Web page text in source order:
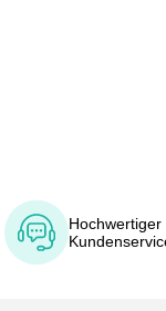
Hochwertiger